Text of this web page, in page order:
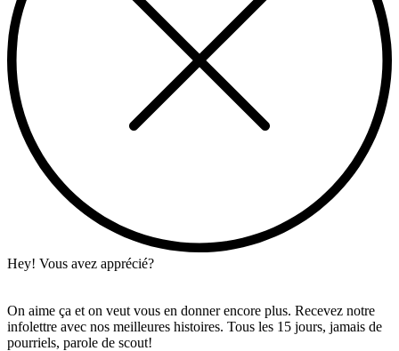
Hey! Vous avez apprécié?
On aime ça et on veut vous en donner encore plus. Recevez notre
infolettre avec nos meilleures histoires. Tous les 15 jours, jamais de
pourriels, parole de scout!